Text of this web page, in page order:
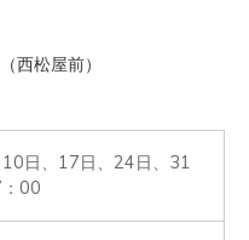
西松屋前）
日、17日、24日、31
00